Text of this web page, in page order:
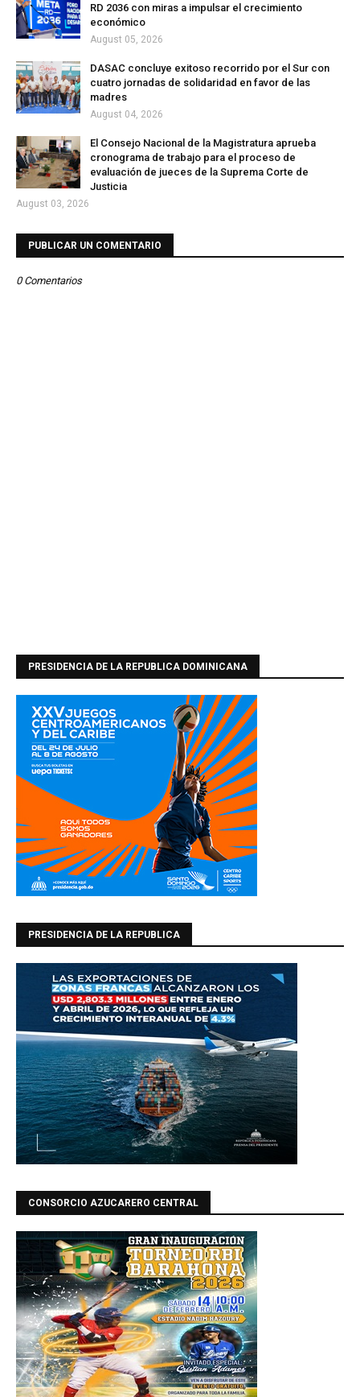
RD 2036 con miras a impulsar el crecimiento
económico
August 05, 2026
DASAC concluye exitoso recorrido por el Sur con
cuatro jornadas de solidaridad en favor de las
madres
August 04, 2026
El Consejo Nacional de la Magistratura aprueba
cronograma de trabajo para el proceso de
evaluación de jueces de la Suprema Corte de
Justicia
August 03, 2026
PUBLICAR UN COMENTARIO
0 Comentarios
PRESIDENCIA DE LA REPUBLICA DOMINICANA
PRESIDENCIA DE LA REPUBLICA
CONSORCIO AZUCARERO CENTRAL